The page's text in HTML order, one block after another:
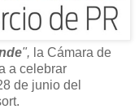
", la Cámara de
a celebrar
de junio del